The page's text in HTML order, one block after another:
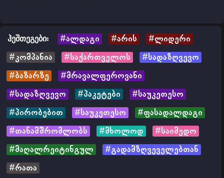
ჰეშთეგები: #ალდაგი #არის
#ლიდერი
#კომპანია
#საქართველოს
#სადაზღვევო
#ბაზარზე
#მრავალფეროვანი
#სადაზღვევო
#პაკეტები
#საუკეთესო
#პირობებით
#საუკეთესო
#ფასადალდაგი
#თანამშრომლობს
#მხოლოდ
#საიმედო
#მაღალრეიტინგულ
#გადამზღვეველებთან
#რათა